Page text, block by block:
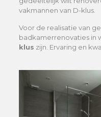
vakmannen van D-klus.
Voor de realisatie van
badkamerrenovaties in
klus zijn. Ervaring en